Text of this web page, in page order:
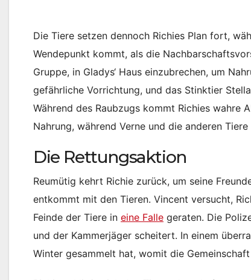
Die Tiere setzen dennoch Richies Plan fort,
Wendepunkt kommt, als die
Gruppe, in Gladys‘ Haus einzubrechen, um
gefährliche Vorrichtung, und das Stinktier
Während des Raubzugs kommt Richies wahre
Nahrung, während Verne und die anderen
Die Rettungsaktion
Reumütig kehrt Richie zurück, um seine
entkommt mit den Tieren. Vincent versucht,
Feinde der Tiere in eine Falle geraten. Die
und der Kammerjäger scheitert. In einem
Winter gesammelt hat, womit die